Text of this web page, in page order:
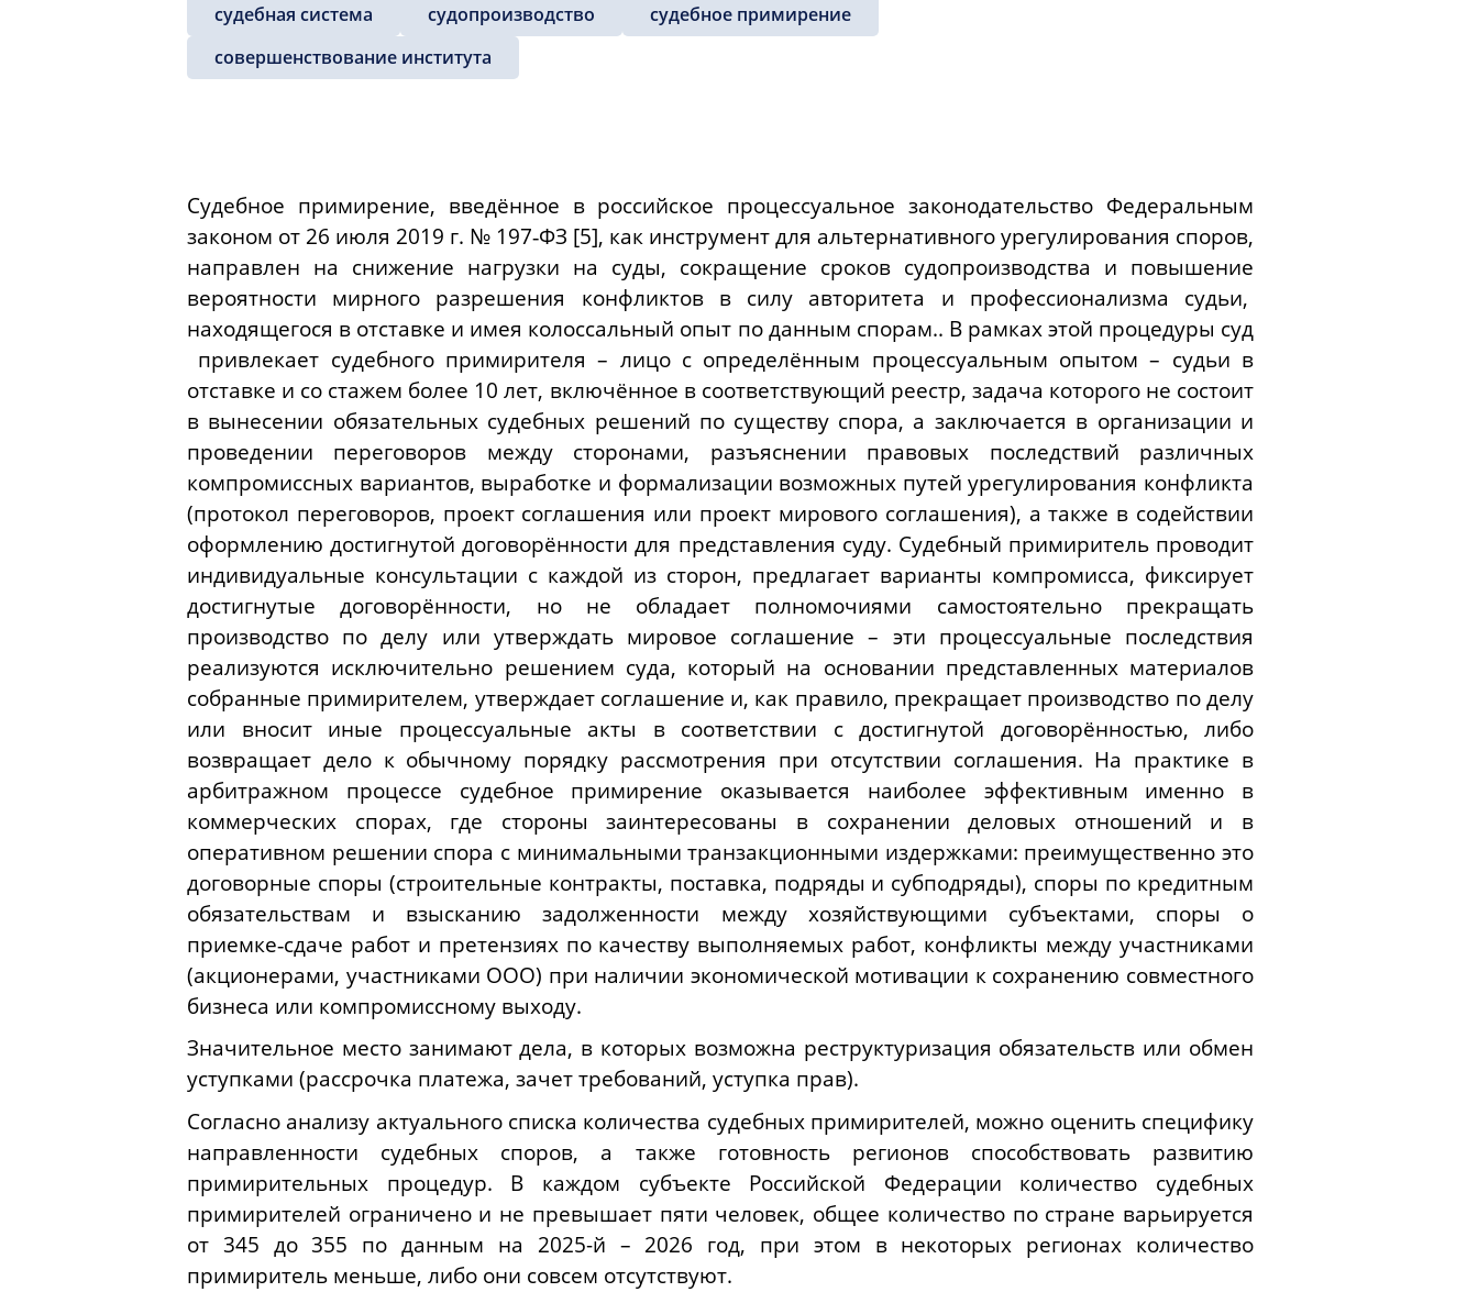
судебная система судопроизводство
судебное примирение
совершенствование института
Судебное примирение, введённое в российское процессуальное законодательство Федеральным
законом от 26 июля 2019 г. № 197‑ФЗ [5], как инструмент для альтернативного урегулирования споров,
направлен на снижение нагрузки на суды, сокращение сроков судопроизводства и повышение
вероятности мирного разрешения конфликтов в силу авторитета и профессионализма судьи,
находящегося в отставке и имея колоссальный опыт по данным спорам.. В рамках этой процедуры суд
привлекает судебного примирителя – лицо с определённым процессуальным опытом – судьи в
отставке и со стажем более 10 лет, включённое в соответствующий реестр, задача которого не состоит
в вынесении обязательных судебных решений по существу спора, а заключается в организации и
проведении переговоров между сторонами, разъяснении правовых последствий различных
компромиссных вариантов, выработке и формализации возможных путей урегулирования конфликта
(протокол переговоров, проект соглашения или проект мирового соглашения), а также в содействии
оформлению достигнутой договорённости для представления суду. Судебный примиритель проводит
индивидуальные консультации с каждой из сторон, предлагает варианты компромисса, фиксирует
достигнутые договорённости, но не обладает полномочиями самостоятельно прекращать
производство по делу или утверждать мировое соглашение – эти процессуальные последствия
реализуются исключительно решением суда, который на основании представленных материалов
собранные примирителем, утверждает соглашение и, как правило, прекращает производство по делу
или вносит иные процессуальные акты в соответствии с достигнутой договорённостью, либо
возвращает дело к обычному порядку рассмотрения при отсутствии соглашения. На практике в
арбитражном процессе судебное примирение оказывается наиболее эффективным именно в
коммерческих спорах, где стороны заинтересованы в сохранении деловых отношений и в
оперативном решении спора с минимальными транзакционными издержками: преимущественно это
договорные споры (строительные контракты, поставка, подряды и субподряды), споры по кредитным
обязательствам и взысканию задолженности между хозяйствующими субъектами, споры о
приемке‑сдаче работ и претензиях по качеству выполняемых работ, конфликты между участниками
(акционерами, участниками ООО) при наличии экономической мотивации к сохранению совместного
бизнеса или компромиссному выходу.
Значительное место занимают дела, в которых возможна реструктуризация обязательств или обмен
уступками (рассрочка платежа, зачет требований, уступка прав).
Согласно анализу актуального списка количества судебных примирителей, можно оценить специфику
направленности судебных споров, а также готовность регионов способствовать развитию
примирительных процедур. В каждом субъекте Российской Федерации количество судебных
примирителей ограничено и не превышает пяти человек, общее количество по стране варьируется
от 345 до 355 по данным на 2025-й – 2026 год, при этом в некоторых регионах количество
примиритель меньше, либо они совсем отсутствуют.